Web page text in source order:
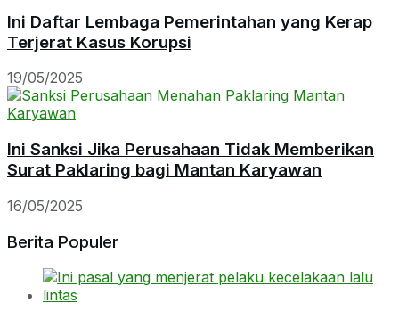
Ini Daftar Lembaga Pemerintahan yang Kerap
Terjerat Kasus Korupsi
19/05/2025
Ini Sanksi Jika Perusahaan Tidak Memberikan
Surat Paklaring bagi Mantan Karyawan
16/05/2025
Berita Populer